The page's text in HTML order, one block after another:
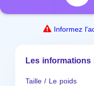
Informez
Les
Taille / Le poids